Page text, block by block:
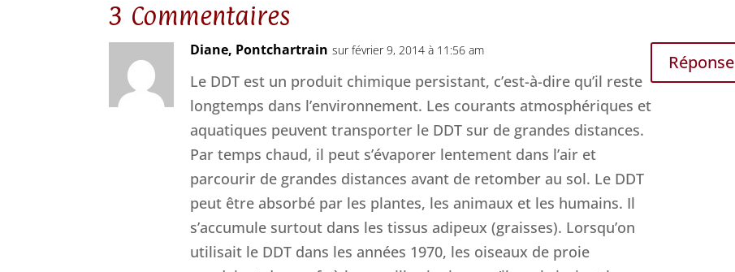
3 Commentaires
Diane, Pontchartrain sur février 9, 2014 à 11:56 am
Le DDT est un produit chimique persistant, c’est-à-dire qu’il reste
longtemps dans l’environnement. Les courants atmosphériques et
aquatiques peuvent transporter le DDT sur de grandes distances.
Par temps chaud, il peut s’évaporer lentement dans l’air et
parcourir de grandes distances avant de retomber au sol. Le DDT
peut être absorbé par les plantes, les animaux et les humains. Il
s’accumule surtout dans les tissus adipeux (graisses). Lorsqu’on
utilisait le DDT dans les années 1970, les oiseaux de proie
Réponse